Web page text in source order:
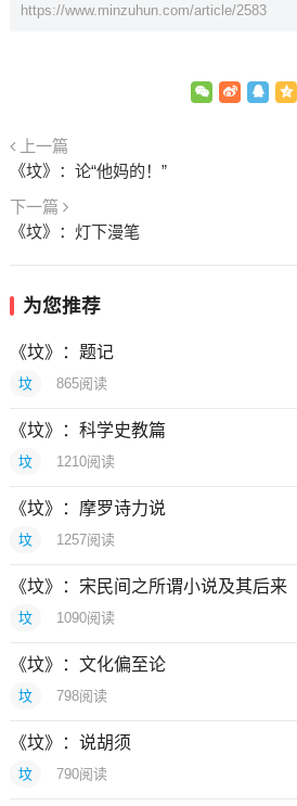
https://www.minzuhun.com/article/2583
上一篇
《坟》：论“他妈的！”
下一篇
《坟》：灯下漫笔
为您推荐
《坟》：题记
坟 865阅读
《坟》：科学史教篇
坟 1210阅读
《坟》：摩罗诗力说
坟 1257阅读
《坟》：宋民间之所谓小说及其后来
坟 1090阅读
《坟》：文化偏至论
坟 798阅读
《坟》：说胡须
坟 790阅读